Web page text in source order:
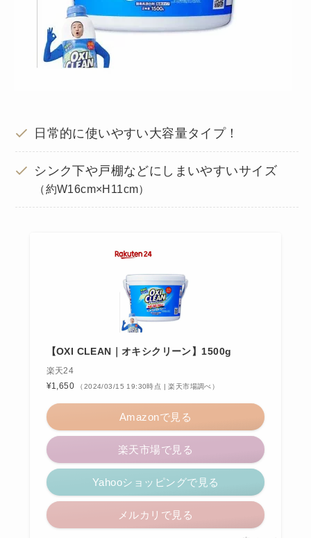
日常的に使いやすい大容量タイプ！
シンク下や戸棚などにしまいやすいサイズ
（約W16cm×H11cm）
【OXI CLEAN｜オキシクリーン】1500g
楽天24
¥1,650
（2024/03/15 19:30時点 | 楽天市場調べ）
Amazonで見る
楽天市場で見る
Yahooショッピングで見る
メルカリで見る